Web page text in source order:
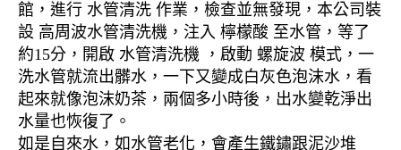
館，進行 水管清洗 作業，檢查並無發現，本公司裝
設 高周波水管清洗機，注入 檸檬酸 至水管，等了
約15分，開啟 水管清洗機 ，啟動 螺旋波 模式，一
洗水管就流出髒水，一下又變成白灰色泡沫水，看
起來就像泡沫奶茶，兩個多小時後，出水變乾淨出
水量也恢復了。
如是自來水，如水管老化，會產生鐵鏽跟泥沙堆